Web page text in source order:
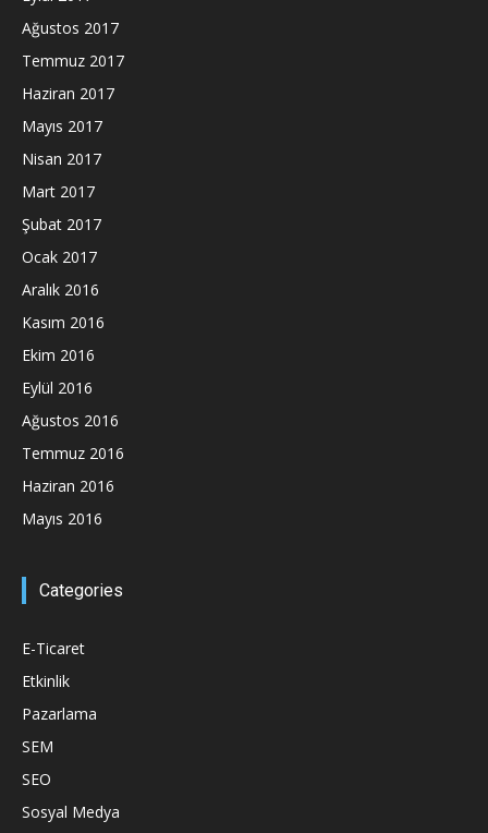
Ağustos 2017
Temmuz 2017
Haziran 2017
Mayıs 2017
Nisan 2017
Mart 2017
Şubat 2017
Ocak 2017
Aralık 2016
Kasım 2016
Ekim 2016
Eylül 2016
Ağustos 2016
Temmuz 2016
Haziran 2016
Mayıs 2016
Categories
E-Ticaret
Etkinlik
Pazarlama
SEM
SEO
Sosyal Medya